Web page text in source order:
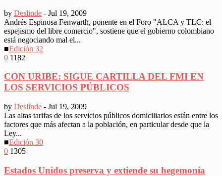
by Deslinde - Jul 19, 2009
Andrés Espinosa Fenwarth, ponente en el Foro "ALCA y TLC: el
espejismo del libre comercio", sostiene que el gobierno colombiano
está negociando mal el...
■Edición 32
0 1182
CON URIBE: SIGUE CARTILLA DEL FMI EN
LOS SERVICIOS PÚBLICOS
by Deslinde - Jul 19, 2009
Las altas tarifas de los servicios públicos domiciliarios están entre los
factores que más afectan a la población, en particular desde que la
Ley...
■Edición 30
0 1305
Estados Unidos preserva y extiende su hegemonía